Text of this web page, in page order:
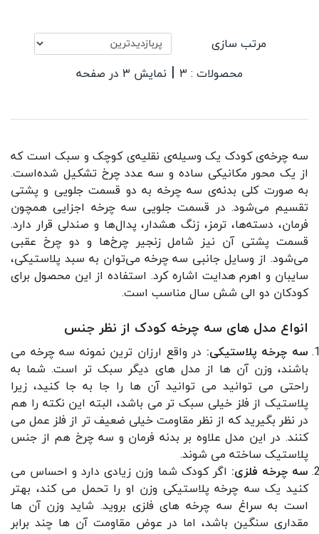
مرتب سازی
محصولات : ۳
| نمایش ۳ در صفحه
سه چرخه‌ی کودک یک وسیله‌ی نقلیه‌ی کوچک و سبک است که
از یک محور مکانیکی ساده و سه عدد چرخ تشکیل شده‌است.
به صورت کلی بدنه‌ی سه چرخه به دو قسمت جلویی و پشتی
تقسیم می‌شود. در قسمت جلویی سه چرخه اجزایی همچون
فرمان، دسته‌ها، ترمز، زنگ هشدار، پدال‌ها و صندلی قرار دارد.
قسمت پشتی آن نیز شامل زنجیر چرخ‌ها و دو چرخ عقبی
می‌شود. از وسایل جانبی سه چرخه می‌توان به سبد پلاستیکی،
سایبان و اهرم هدایت اشاره کرد. استفاده از این محصول برای
کودکان دو الی شش سال مناسب است.
انواع مدل های سه چرخه کودک از نظر جنس
سه چرخه پلاستیکی: در واقع ارزان ترین نمونه سه چرخه می
باشند، وزن آن ها از مدل های دیگر سبک تر است. شما به
راحتی می توانید می توانید آن ها را جا به جا کنید، زیرا
پلاستیک از فلز خیلی سبک تر می باشد، البته این نکته را هم
در نظر بگیرید که از نظر مقاومت خیلی ضعیف تر از فلز عمل می
کنند. در این مدل علاوه بر بدنه فرمان و سه چرخ هم از جنس
پلاستیک ساخته می شوند.
سه چرخه فلزی: اگر کودک شما وزن زیادی دارد و احساس می
کنید یک سه چرخه پلاستیکی وزن او را تحمل می کند، بهتر
است به سراغ سه چرخه های فلزی بروید. شاید وزن آن ها
مقداری سنگین باشد، اما در عوض مقاومت آن ها چند برابر